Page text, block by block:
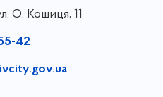
О. Кошиця, 11
42